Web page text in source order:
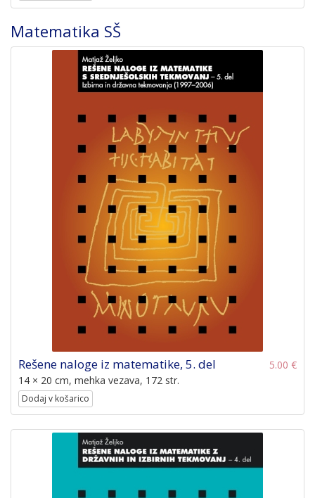
Matematika SŠ
Rešene naloge iz matematike, 5. del
5.00 €
14 × 20 cm, mehka vezava, 172 str.
Dodaj v košarico